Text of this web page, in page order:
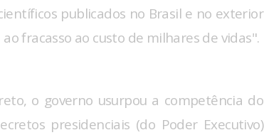
publicados no Brasil e no exterior
fracasso ao custo de milhares de vidas".
o governo usurpou a competência do
presidenciais (do Poder Executivo)